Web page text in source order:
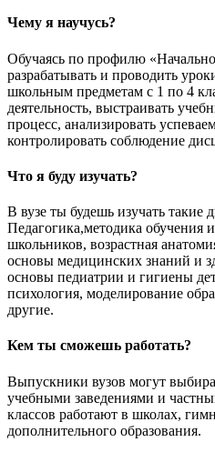
Чему я научусь?
Обучаясь по профилю
разрабатывать и проводить
школьным предметам с 1 по 4
деятельность, выстраивать
процесс, анализировать
контролировать соблюдение
Что я буду изучать?
В вузе ты будешь изучать такие
Педагогика,методика обучения
школьников, возрастная
основы медицинских знаний и
основы педиатрии и гигиены
психология, моделирование
другие.
Кем ты сможешь работать?
Выпускники вузов могут
учебными заведениями и
классов работают в школах,
дополнительного образования.